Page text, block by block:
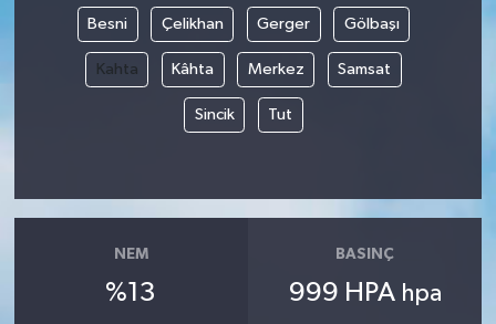
Besni Çelikhan Gerger Gölbaşı
Kahta Kâhta Merkez Samsat
Sincik Tut
NEM
%13
BASINÇ
999 HPA hpa